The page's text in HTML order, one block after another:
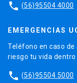
phone (56)95504 4000
EMERGENCIAS
Teléfono en caso
riesgo tu vida dentro
phone (56)95504 5000